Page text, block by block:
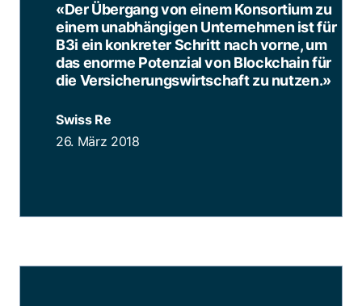
«Der Übergang von einem Konsortium zu
einem unabhängigen Unternehmen ist für
B3i ein konkreter Schritt nach vorne, um
das enorme Potenzial von Blockchain für
die Versicherungswirtschaft zu nutzen.»
Swiss Re
26. März 2018